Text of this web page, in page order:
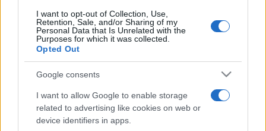
I want to opt-out of Collection, Use,
Retention, Sale, and/or Sharing of my
Personal Data that Is Unrelated with the
Purposes for which it was collected.
Opted Out
Google consents
I want to allow Google to enable storage
related to advertising like cookies on web or
device identifiers in apps.
France
Il existe 1 autre match à venir entre ces deux
équipes :France - Fidji (Vendredi 06